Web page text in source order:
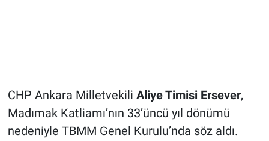
CHP Ankara Milletvekili Aliye Timisi Ersever,
Madımak Katliamı’nın 33’üncü yıl dönümü
nedeniyle TBMM Genel Kurulu’nda söz aldı.